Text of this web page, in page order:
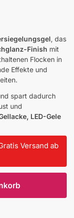
, das
Finish mit
Flocken in
Effekte und
spart dadurch
und
LED-Gele
Versand ab